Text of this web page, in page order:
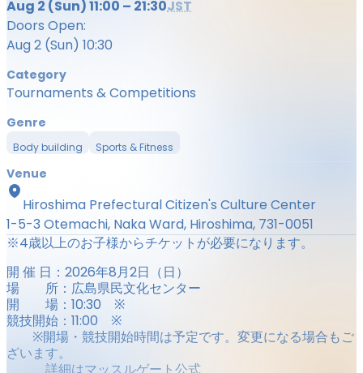
Aug 2 (Sun) 11:00 – 21:30JST
Doors Open:
Aug 2 (Sun) 10:30
Category
Tournaments & Competitions
Genre
Body building Sports & Fitness
Venue
Hiroshima Prefectural Citizen's Culture Center
1-5-3 Otemachi, Naka Ward, Hiroshima, 731-0051
※4歳以上のお子様からチケットが必要になります。
開 催 日： 2026年8月2日（日）
場 所：広島県民文化センター
開 場： 10:30
※
競技開始： 11:00
※
※開場・競技開始時間は予定です。変更になる場合もご
ざいます。
詳細はマッスルゲート公式